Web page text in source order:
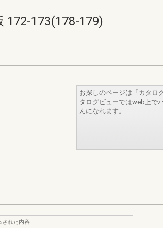
172-173(178-179)
お探しのページは「カタロ
タログビューではweb上で
んになれます。
された内容